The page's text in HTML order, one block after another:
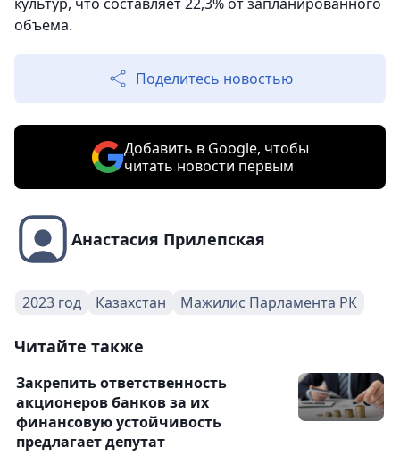
объема.
Поделитесь новостью
Добавить в Google, чтобы
читать новости первым
Анастасия Прилепская
2023 год Казахстан Мажилис Парламента РК
Читайте также
Закрепить ответственность
акционеров банков за их
финансовую устойчивость
предлагает депутат